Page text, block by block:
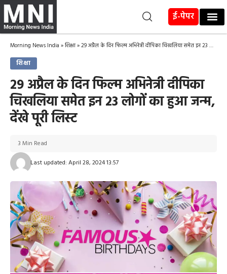
ई-पेपर
Morning News India »शिक्षा»29 अप्रैल के दिन फिल्म अभिनेत्री दीपिका चिखलिया समेत इन 23 लोगों का हुआ जन्म, देंखे पूरी लिस्ट
शिक्षा
29 अप्रैल के दिन फिल्म अभिनेत्री दीपिका
चिखलिया समेत इन 23 लोगों का हुआ जन्म,
देंखे पूरी लिस्ट
Last updated: April 28, 2024 13:57
3 Min Read